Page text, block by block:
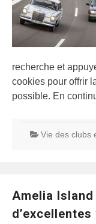
recherche et
cookies pour offrir
possible. En
Vie des clubs
Amelia